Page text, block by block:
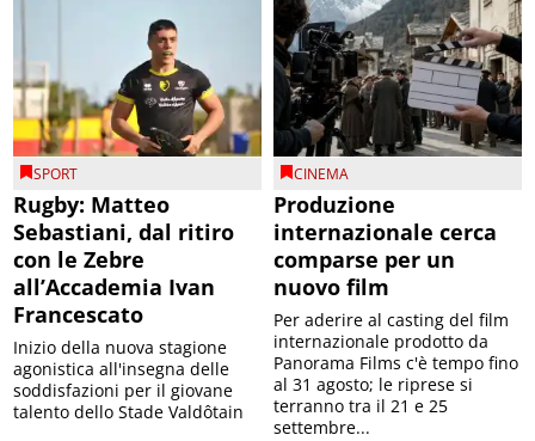
SPORT
Rugby: Matteo
Sebastiani, dal ritiro
con le Zebre
all’Accademia Ivan
Francescato
Inizio della nuova stagione
agonistica all'insegna delle
soddisfazioni per il giovane
talento dello Stade Valdôtain
CINEMA
Produzione
internazionale cerca
comparse per un
nuovo film
Per aderire al casting del film
internazionale prodotto da
Panorama Films c'è tempo fino
al 31 agosto; le riprese si
terranno tra il 21 e 25
settembre...